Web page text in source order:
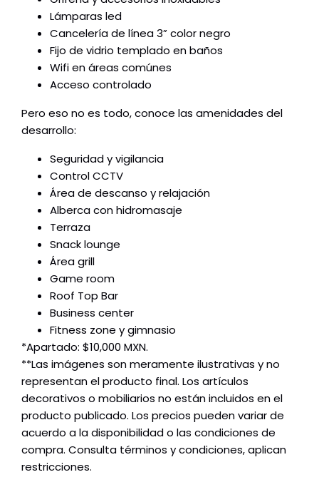
Lámparas led
Cancelería de línea 3” color negro
Fijo de vidrio templado en baños
Wifi en áreas comúnes
Acceso controlado
Pero eso no es todo, conoce las amenidades del
desarrollo:
Seguridad y vigilancia
Control CCTV
Área de descanso y relajación
Alberca con hidromasaje
Terraza
Snack lounge
Área grill
Game room
Roof Top Bar
Business center
Fitness zone y gimnasio
*Apartado: $10,000 MXN.
**Las imágenes son meramente ilustrativas y no
representan el producto final. Los artículos
decorativos o mobiliarios no están incluidos en el
producto publicado. Los precios pueden variar de
acuerdo a la disponibilidad o las condiciones de
compra. Consulta términos y condiciones, aplican
restricciones.